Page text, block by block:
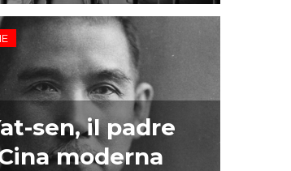
sen, il padre
moderna